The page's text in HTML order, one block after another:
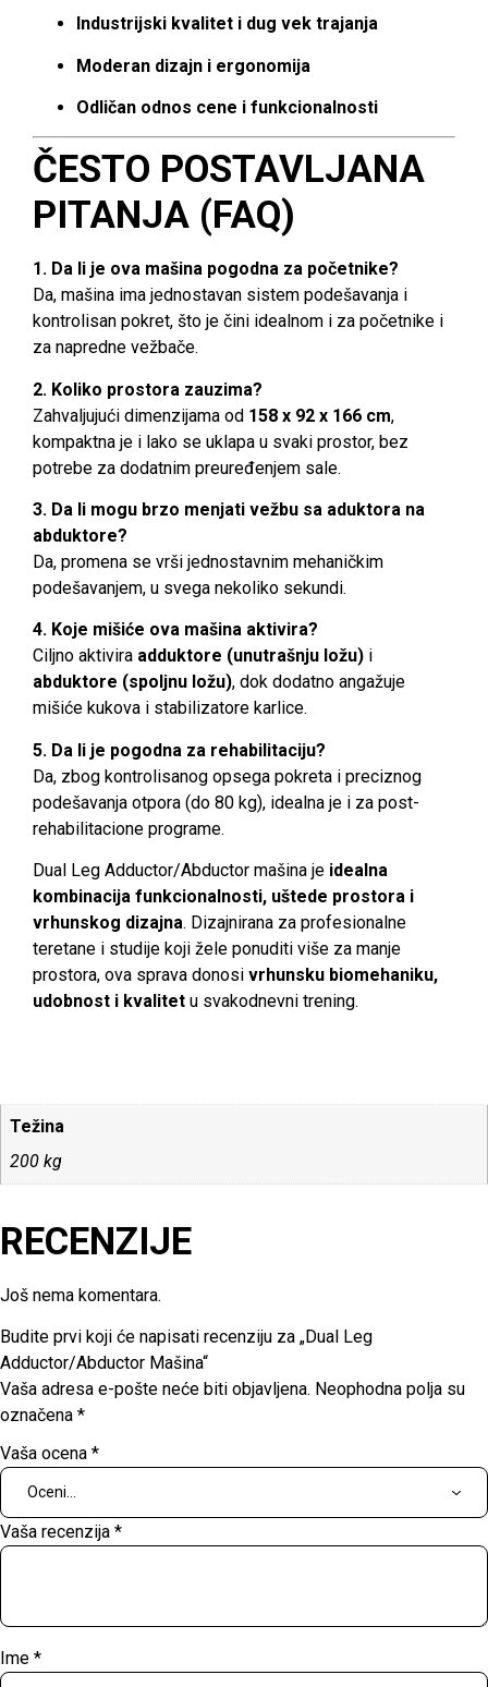
Industrijski kvalitet i dug vek trajanja
Moderan dizajn i ergonomija
Odličan odnos cene i funkcionalnosti
ČESTO POSTAVLJANA
PITANJA (FAQ)
1. Da li je ova mašina pogodna za početnike?
Da, mašina ima jednostavan sistem podešavanja i
kontrolisan pokret, što je čini idealnom i za početnike i
za napredne vežbače.
2. Koliko prostora zauzima?
Zahvaljujući dimenzijama od 158 x 92 x 166 cm,
kompaktna je i lako se uklapa u svaki prostor, bez
potrebe za dodatnim preuređenjem sale.
3. Da li mogu brzo menjati vežbu sa aduktora na
abduktore?
Da, promena se vrši jednostavnim mehaničkim
podešavanjem, u svega nekoliko sekundi.
4. Koje mišiće ova mašina aktivira?
Ciljno aktivira adduktore (unutrašnju ložu) i
abduktore (spoljnu ložu), dok dodatno angažuje
mišiće kukova i stabilizatore karlice.
5. Da li je pogodna za rehabilitaciju?
Da, zbog kontrolisanog opsega pokreta i preciznog
podešavanja otpora (do 80 kg), idealna je i za post-
rehabilitacione programe.
Dual Leg Adductor/Abductor mašina je idealna
kombinacija funkcionalnosti, uštede prostora i
vrhunskog dizajna. Dizajnirana za profesionalne
teretane i studije koji žele ponuditi više za manje
prostora, ova sprava donosi vrhunsku biomehaniku,
udobnost i kvalitet u svakodnevni trening.
Težina
200 kg
RECENZIJE
Još nema komentara.
Budite prvi koji će napisati recenziju za „Dual Leg
Adductor/Abductor Mašina“
Vaša adresa e-pošte neće biti objavljena. Neophodna polja su
označena *
Vaša ocena *
Vaša recenzija *
Ime *